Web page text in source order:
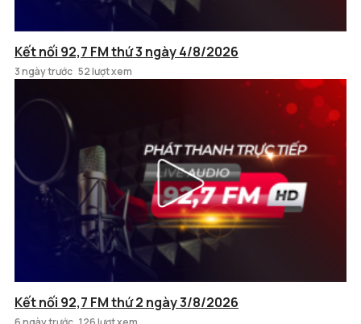
Kết nối 92,7 FM thứ 3 ngày 4/8/2026
3 ngày trước 52 lượt xem
Kết nối 92,7 FM thứ 2 ngày 3/8/2026